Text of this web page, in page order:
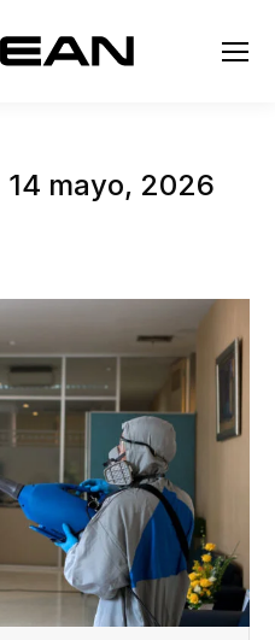
14 mayo, 2026